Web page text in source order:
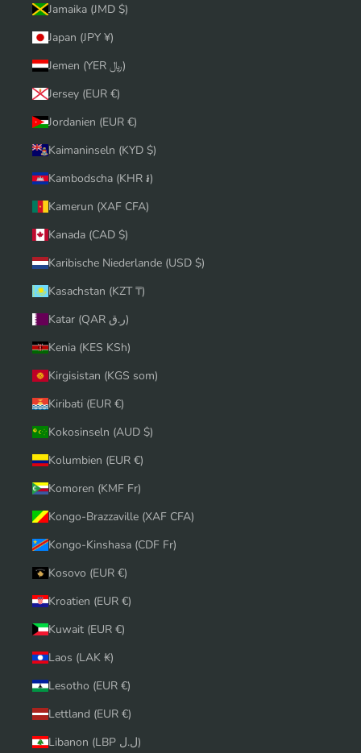
Jamaika (JMD $)
Japan (JPY ¥)
Jemen (YER ﷼)
Jersey (EUR €)
Jordanien (EUR €)
Kaimaninseln (KYD $)
Kambodscha (KHR ៛)
Kamerun (XAF CFA)
Kanada (CAD $)
Karibische Niederlande (USD $)
Kasachstan (KZT ₸)
Katar (QAR ر.ق)
Kenia (KES KSh)
Kirgisistan (KGS som)
Kiribati (EUR €)
Kokosinseln (AUD $)
Kolumbien (EUR €)
Komoren (KMF Fr)
Kongo-Brazzaville (XAF CFA)
Kongo-Kinshasa (CDF Fr)
Kosovo (EUR €)
Kroatien (EUR €)
Kuwait (EUR €)
Laos (LAK ₭)
Lesotho (EUR €)
Lettland (EUR €)
Libanon (LBP ل.ل)